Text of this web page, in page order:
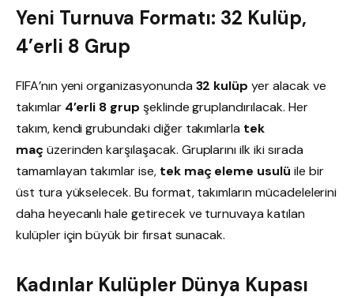
Yeni Turnuva Formatı: 32 Kulüp,
4’erli 8 Grup
FIFA’nın yeni organizasyonunda 32 kulüp yer alacak ve
takımlar 4’erli 8 grup şeklinde gruplandırılacak. Her
takım, kendi grubundaki diğer takımlarla tek
maç üzerinden karşılaşacak. Gruplarını ilk iki sırada
tamamlayan takımlar ise, tek maç eleme usulü ile bir
üst tura yükselecek. Bu format, takımların mücadelelerini
daha heyecanlı hale getirecek ve turnuvaya katılan
kulüpler için büyük bir fırsat sunacak.
Kadınlar Kulüpler Dünya Kupası